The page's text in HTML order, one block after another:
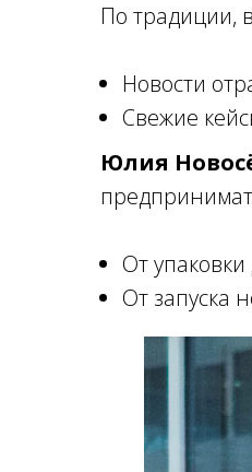
По традиции,
Новости
Свежие
Юлия
От
От запуска